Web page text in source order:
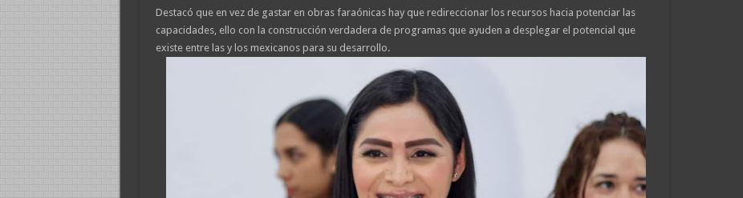
Destacó que en vez de gastar en obras faraónicas hay que redireccionar los recursos hacia potenciar las
capacidades, ello con la construcción verdadera de programas que ayuden a desplegar el potencial que
existe entre las y los mexicanos para su desarrollo.